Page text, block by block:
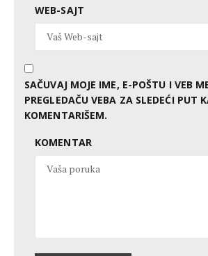
WEB-SAJT
SAČUVAJ MOJE IME, E-POŠTU I VEB
PREGLEDAČU VEBA ZA SLEDEĆI PUT
KOMENTARIŠEM.
KOMENTAR